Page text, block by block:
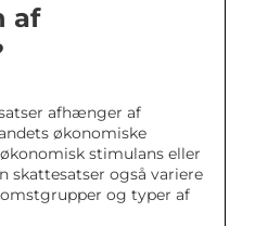
af
afhænger af
økonomiske
stimulans eller
skattesatser også variere
og typer af